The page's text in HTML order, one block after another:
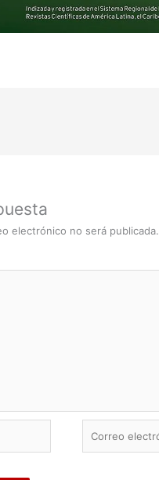
electrónico no será publicada.
electrónico*